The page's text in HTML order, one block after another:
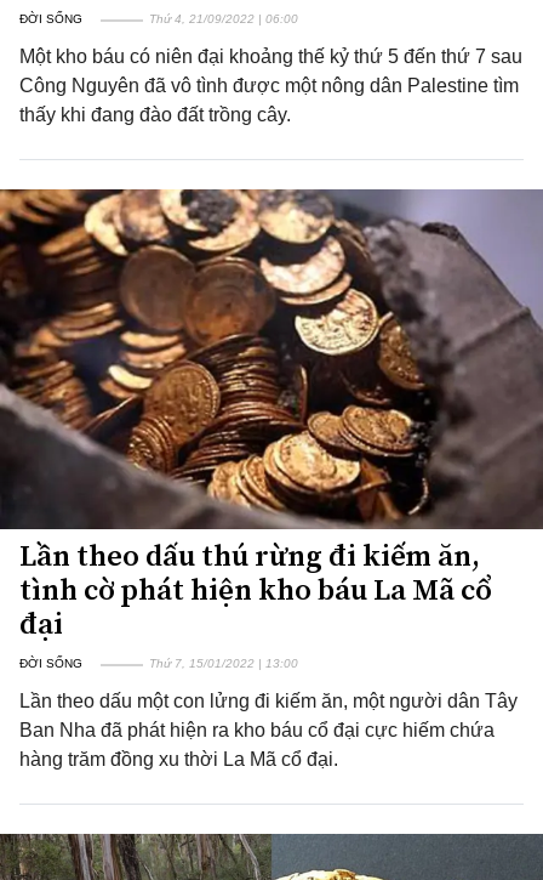
ĐỜI SỐNG Thứ 4, 21/09/2022 | 06:00
Một kho báu có niên đại khoảng thế kỷ thứ 5 đến thứ 7 sau
Công Nguyên đã vô tình được một nông dân Palestine tìm
thấy khi đang đào đất trồng cây.
Lần theo dấu thú rừng đi kiếm ăn,
tình cờ phát hiện kho báu La Mã cổ
đại
ĐỜI SỐNG Thứ 7, 15/01/2022 | 13:00
Lần theo dấu một con lửng đi kiếm ăn, một người dân Tây
Ban Nha đã phát hiện ra kho báu cổ đại cực hiếm chứa
hàng trăm đồng xu thời La Mã cổ đại.